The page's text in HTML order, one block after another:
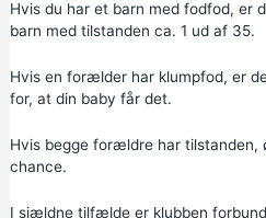
Hvis du har et barn med fodfod, er
barn med tilstanden ca. 1 ud af 35.
Hvis en forælder har klumpfod, er
for, at din baby får det.
Hvis begge forældre har tilstanden,
chance.
I sjældne tilfælde er klubben